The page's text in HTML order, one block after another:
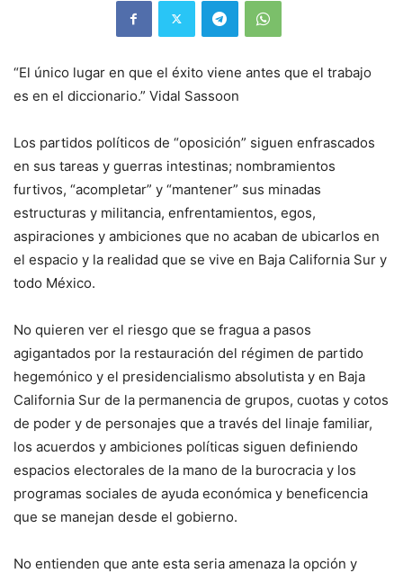
“El único lugar en que el éxito viene antes que el trabajo
es en el diccionario.” Vidal Sassoon
Los partidos políticos de “oposición” siguen enfrascados
en sus tareas y guerras intestinas; nombramientos
furtivos, “acompletar” y “mantener” sus minadas
estructuras y militancia, enfrentamientos, egos,
aspiraciones y ambiciones que no acaban de ubicarlos en
el espacio y la realidad que se vive en Baja California Sur y
todo México.
No quieren ver el riesgo que se fragua a pasos
agigantados por la restauración del régimen de partido
hegemónico y el presidencialismo absolutista y en Baja
California Sur de la permanencia de grupos, cuotas y cotos
de poder y de personajes que a través del linaje familiar,
los acuerdos y ambiciones políticas siguen definiendo
espacios electorales de la mano de la burocracia y los
programas sociales de ayuda económica y beneficencia
que se manejan desde el gobierno.
No entienden que ante esta seria amenaza la opción y